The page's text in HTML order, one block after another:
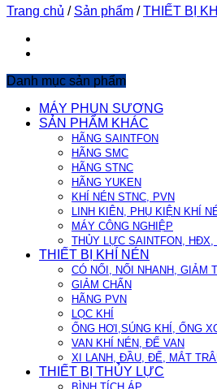
Trang chủ / Sản phẩm / THIẾT BỊ
Danh mục sản phẩm
MÁY PHUN SƯƠNG
SẢN PHẨM KHÁC
HÃNG SAINTFON
HÃNG SMC
HÃNG STNC
HÃNG YUKEN
KHÍ NÉN STNC, PVN
LINH KIÊN, PHỤ KIỆN KHÍ
MÁY CÔNG NGHIỆP
THỦY LỰC SAINTFON, HĐX,
THIẾT BỊ KHÍ NÉN
CÓ NỐI, NỐI NHANH, GIẢM
GIẢM CHẤN
HÃNG PVN
LỌC KHÍ
ỐNG HƠI,SÚNG KHÍ, ỐNG
VAN KHÍ NÉN, ĐẾ VAN
XI LANH, ĐẦU, ĐẾ, MẮT
THIẾT BỊ THỦY LỰC